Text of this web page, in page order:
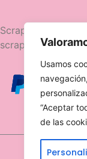
Usamos
“Aceptar
de las
Scrapttina, tienda
scrapbooking.